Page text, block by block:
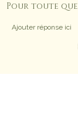
Pour toute